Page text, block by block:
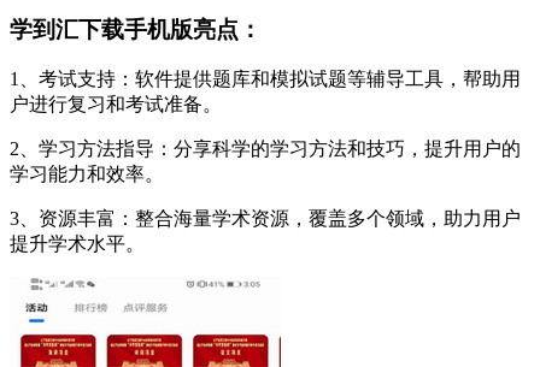
学到汇下载手机版亮点：
1、考试支持：软件提供题库和模拟试题等辅导工具，帮助用
户进行复习和考试准备。
2、学习方法指导：分享科学的学习方法和技巧，提升用户的
学习能力和效率。
3、资源丰富：整合海量学术资源，覆盖多个领域，助力用户
提升学术水平。